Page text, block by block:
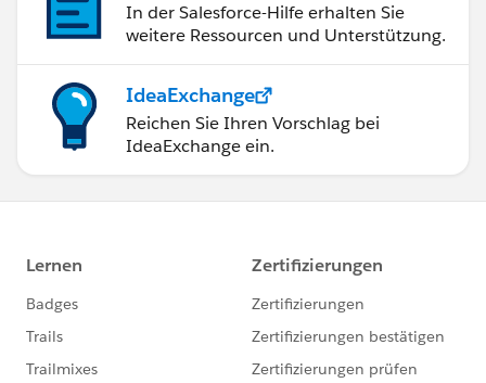
In der Salesforce-Hilfe erhalten Sie
weitere Ressourcen und Unterstützung.
IdeaExchange
Reichen Sie Ihren Vorschlag bei
IdeaExchange ein.